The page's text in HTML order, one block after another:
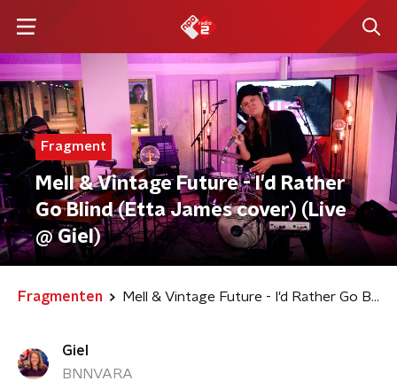
Fragment
Mell & Vintage Future - I'd Rather
Go Blind (Etta James cover) (Live
@ Giel)
Fragmenten Mell & Vintage Future - I'd Rather Go Blind (Etta James cover) (Live @ Giel)
Giel
BNNVARA